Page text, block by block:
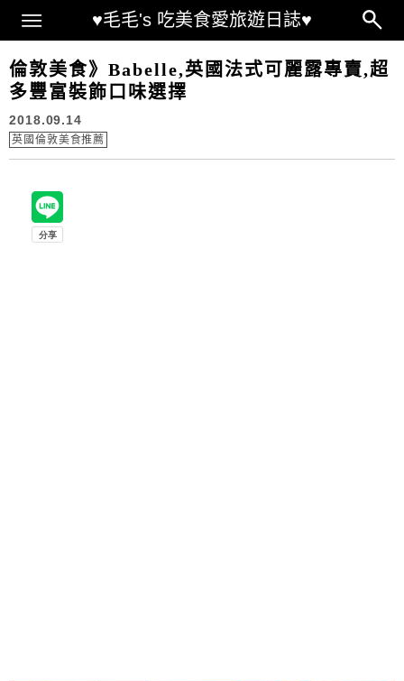
♥毛毛's 吃美食愛旅遊日誌♥
Main Menu
倫敦美食》Babelle,英國法式可麗露專賣,超
多豐富裝飾口味選擇
2018.09.14
英國倫敦美食推薦